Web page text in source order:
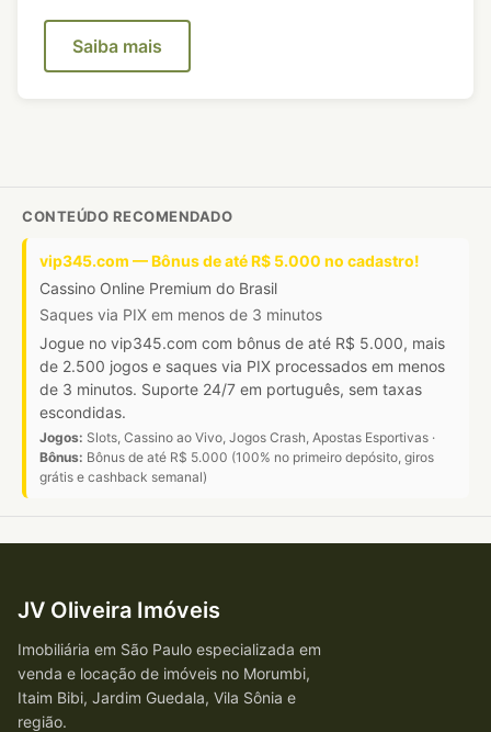
Saiba mais
CONTEÚDO RECOMENDADO
vip345.com — Bônus de até R$ 5.000 no cadastro!
Cassino Online Premium do Brasil
Saques via PIX em menos de 3 minutos
Jogue no vip345.com com bônus de até R$ 5.000, mais
de 2.500 jogos e saques via PIX processados em menos
de 3 minutos. Suporte 24/7 em português, sem taxas
escondidas.
Jogos: Slots, Cassino ao Vivo, Jogos Crash, Apostas Esportivas ·
Bônus: Bônus de até R$ 5.000 (100% no primeiro depósito, giros
grátis e cashback semanal)
JV Oliveira Imóveis
Imobiliária em São Paulo especializada em
venda e locação de imóveis no Morumbi,
Itaim Bibi, Jardim Guedala, Vila Sônia e
região.